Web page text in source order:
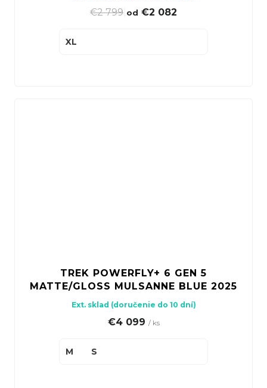
€2 799 od €2 082
XL
TREK POWERFLY+ 6 GEN 5
MATTE/GLOSS MULSANNE BLUE 2025
Ext. sklad (doručenie do 10 dní)
€4 099 / ks
M S